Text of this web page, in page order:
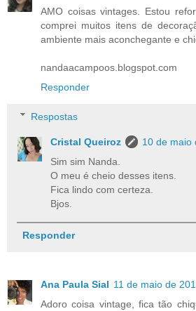
AMO coisas vintages. Estou
comprei muitos itens de
ambiente mais aconchegante e
nandaacampoos.blogspot.com
Responder
Respostas
Cristal Queiroz
10 de maio
Sim sim Nanda.
O meu é cheio desses itens.
Fica lindo com certeza.
Bjos.
Responder
Ana Paula Sial 11 de maio de
Adoro coisa vintage, fica tão